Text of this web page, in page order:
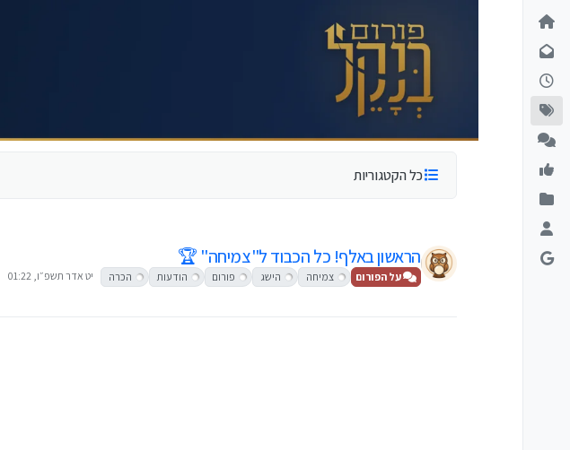
דילוג לתוכן
כל הקטגוריות
הראשון באלף! כל הכבוד ל"צמיחה" 🏆
על הפורום צמיחה הישג פורום הודעות הכרה יט אדר תשפ״ו, 01:22